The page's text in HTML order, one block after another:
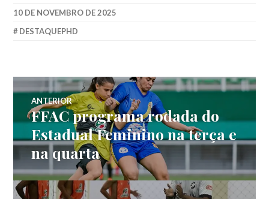
10 DE NOVEMBRO DE 2025
DESTAQUEPHD
ANTERIOR
FFAC programa rodada do
Estadual Feminino na terça e
na quarta